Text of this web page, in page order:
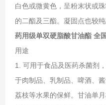
白色或微黄色，呈粉末状或
的二酯及三酯。凝固点也较纯
药用级单双硬脂酸甘油酯 全
用途
1. 可用于食品及医药杀菌剂
于肉制品、乳制品、啤酒、
荔枝等水果的保鲜。甘油单